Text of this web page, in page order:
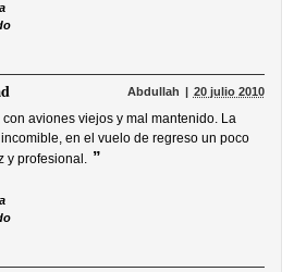
Abdullah 20 julio 2010
aviones viejos y mal mantenido. La
en el vuelo de regreso un poco
y profesional. ”